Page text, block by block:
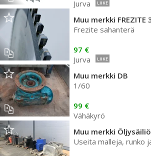
Jurva
LIIKE
Frezite sahanterä
97 €
Jurva
LIIKE
Muu merkki DB
1/60
99 €
Vähäkyrö
Muu merkki Öljysäiliö
Useita malleja, runko